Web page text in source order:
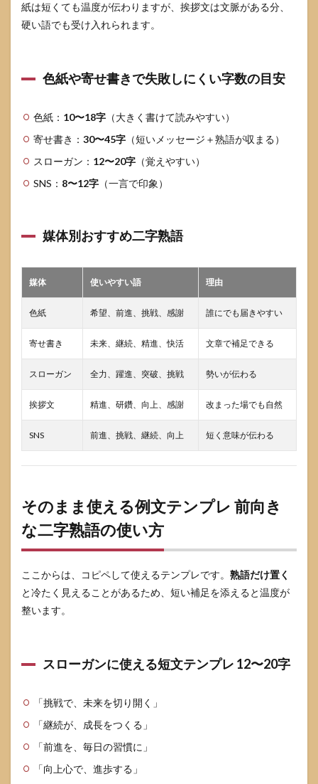
紙は短くても温度が伝わりますが、挨拶文は文脈がある分、
硬い語でも受け入れられます。
色紙や寄せ書きで失敗しにくい字数の目安
色紙： 10〜18字 （大きく書けて読みやすい）
寄せ書き： 30〜45字 （短いメッセージ＋熟語が収まる）
スローガン： 12〜20字 （覚えやすい）
SNS： 8〜12字 （一言で印象）
媒体別おすすめ二字熟語
媒体 使いやすい語 理由
色紙 希望、前進、挑戦、感謝 誰にでも届きやすい
寄せ書き 未来、継続、精進、快活 文章で補足できる
スローガン 全力、躍進、突破、挑戦 勢いが伝わる
挨拶文 精進、研鑽、向上、感謝 改まった場でも自然
SNS 前進、挑戦、継続、向上 短く意味が伝わる
そのまま使える例文テンプレ 前向き
な二字熟語の使い方
ここからは、コピペして使えるテンプレです。 熟語だけ置く
と冷たく見えることがあるため、短い補足を添えると温度が
整います。
スローガンに使える短文テンプレ 12〜20字
「挑戦で、未来を切り開く」
「継続が、成長をつくる」
「前進を、毎日の習慣に」
「向上心で、進歩する」